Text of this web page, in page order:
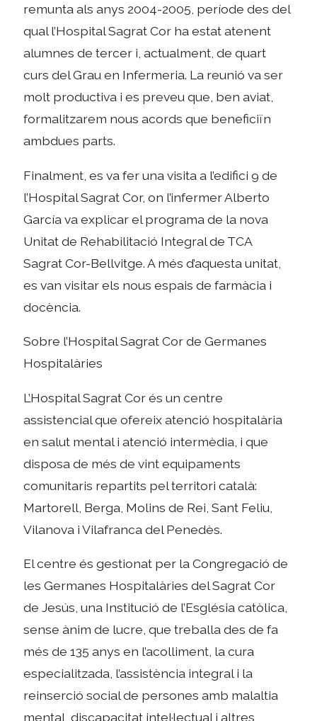
remunta als anys 2004-2005, període des del
qual l’Hospital Sagrat Cor ha estat atenent
alumnes de tercer i, actualment, de quart
curs del Grau en Infermeria. La reunió va ser
molt productiva i es preveu que, ben aviat,
formalitzarem nous acords que beneficiïn
ambdues parts.
Finalment, es va fer una visita a l’edifici 9 de
l’Hospital Sagrat Cor, on l’infermer Alberto
García va explicar el programa de la nova
Unitat de Rehabilitació Integral de TCA
Sagrat Cor-Bellvitge. A més d’aquesta unitat,
es van visitar els nous espais de farmàcia i
docència.
Sobre l’Hospital Sagrat Cor de Germanes
Hospitalàries
L’Hospital Sagrat Cor és un centre
assistencial que ofereix atenció hospitalària
en salut mental i atenció intermèdia, i que
disposa de més de vint equipaments
comunitaris repartits pel territori català:
Martorell, Berga, Molins de Rei, Sant Feliu,
Vilanova i Vilafranca del Penedès.
El centre és gestionat per la Congregació de
les Germanes Hospitalàries del Sagrat Cor
de Jesús, una Institució de l’Església catòlica,
sense ànim de lucre, que treballa des de fa
més de 135 anys en l’acolliment, la cura
especialitzada, l’assistència integral i la
reinserció social de persones amb malaltia
mental, discapacitat intel·lectual i altres